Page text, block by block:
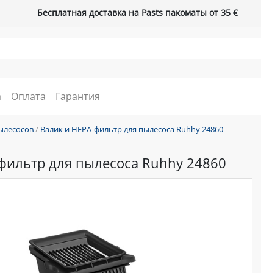
Бесплатная доставка на Pasts пакоматы от 35 €
Оплата Гарантия
/ Валик и HEPA-фильтр для пылесоса Ruhhy 24860
для пылесоса Ruhhy 24860